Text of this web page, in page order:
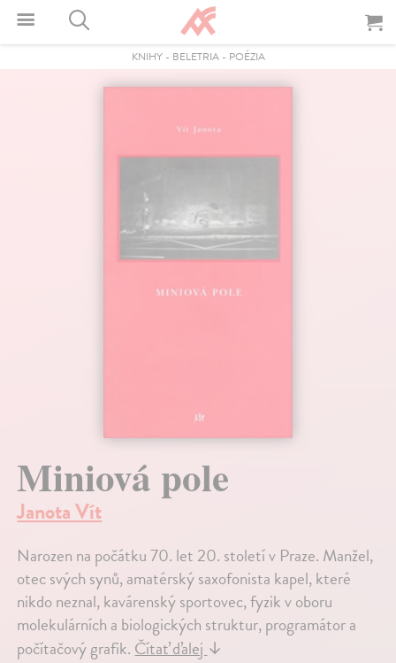
KNIHY- BELETRIA- POÉZIA
Miniová pole
Janota Vít
Narozen na počátku 70. let 20. století v Praze. Manžel,
otec svých synů, amatérský saxofonista kapel, které
nikdo neznal, kavárenský sportovec, fyzik v oboru
molekulárních a biologických struktur, programátor a
počítačový grafik.Čítať ďalej↓